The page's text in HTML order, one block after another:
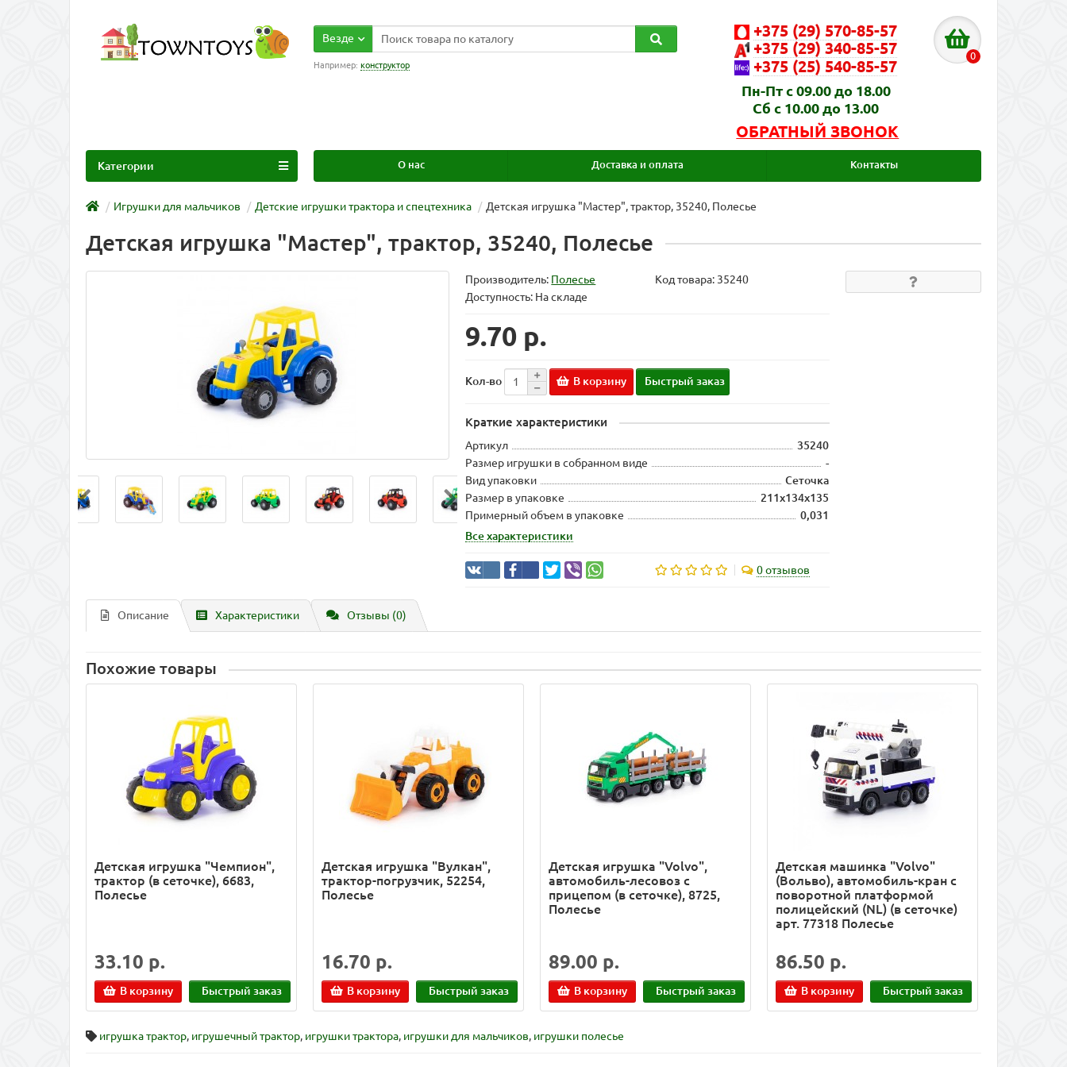
Везде
Например: конструктор
+375 (29) 570-85-57
+375 (29) 340-85-57
+375 (25) 540-85-57
Пн-Пт с 09.00 до 18.00
Сб с 10.00 до 13.00
ОБРАТНЫЙ ЗВОНОК
0
О нас Доставка и оплата Контакты
Категории
Игрушки для мальчиков Детские игрушки трактора и спецтехника Детская игрушка "Мастер", трактор, 35240, Полесье
Детская игрушка "Мастер", трактор, 35240, Полесье
Производитель: Полесье Код товара: 35240
Доступность: На складе
9.70 р.
Кол-во В корзину Быстрый заказ
Краткие характеристики
Артикул
35240
Размер игрушки в собранном виде
-
Вид упаковки
Сеточка
Размер в упаковке
211х134х135
Примерный объем в упаковке
0,031
Все характеристики
0 отзывов
Описание Характеристики Отзывы (0)
Похожие товары
Детская игрушка "Чемпион",
трактор (в сеточке), 6683,
Полесье
33.10 р.
В корзину Быстрый заказ
Детская игрушка "Вулкан",
трактор-погрузчик, 52254,
Полесье
16.70 р.
В корзину Быстрый заказ
Детская игрушка "Volvo",
автомобиль-лесовоз с
прицепом (в сеточке), 8725,
Полесье
89.00 р.
В корзину Быстрый заказ
Детская машинка "Volvo"
(Вольво), автомобиль-кран с
поворотной платформой
полицейский (NL) (в сеточке)
арт. 77318 Полесье
86.50 р.
В корзину Быстрый заказ
игрушка трактор, игрушечный трактор, игрушки трактора, игрушки для мальчиков, игрушки полесье